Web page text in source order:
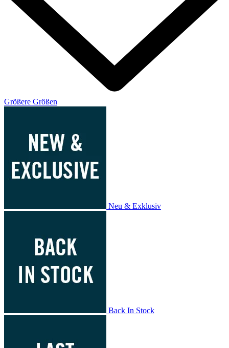
Größere Größen
Neu & Exklusiv
Back In Stock